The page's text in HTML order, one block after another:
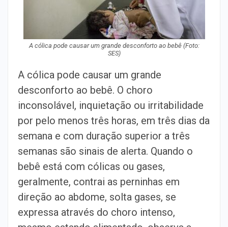
A cólica pode causar um grande desconforto ao bebê (Foto:
SES)
A cólica pode causar um grande
desconforto ao bebê. O choro
inconsolável, inquietação ou irritabilidade
por pelo menos três horas, em três dias da
semana e com duração superior a três
semanas são sinais de alerta. Quando o
bebê está com cólicas ou gases,
geralmente, contrai as perninhas em
direção ao abdome, solta gases, se
expressa através do choro intenso,